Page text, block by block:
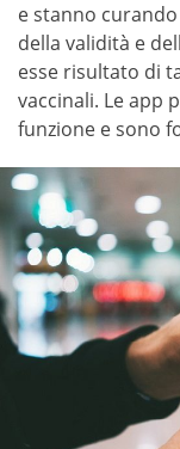
e stanno
della validità e
esse risultato di
vaccinali. Le app
funzione e sono